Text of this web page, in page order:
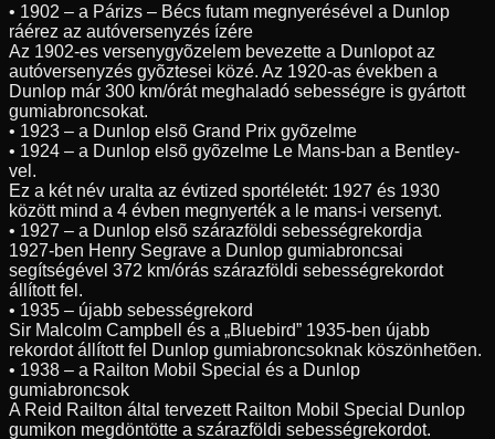
• 1902 – a Párizs – Bécs futam megnyerésével a Dunlop
ráérez az autóversenyzés ízére
Az 1902-es versenygyõzelem bevezette a Dunlopot az
autóversenyzés gyõztesei közé. Az 1920-as években a
Dunlop már 300 km/órát meghaladó sebességre is gyártott
gumiabroncsokat.
• 1923 – a Dunlop elsõ Grand Prix gyõzelme
• 1924 – a Dunlop elsõ gyõzelme Le Mans-ban a Bentley-
vel.
Ez a két név uralta az évtized sportéletét: 1927 és 1930
között mind a 4 évben megnyerték a le mans-i versenyt.
• 1927 – a Dunlop elsõ szárazföldi sebességrekordja
1927-ben Henry Segrave a Dunlop gumiabroncsai
segítségével 372 km/órás szárazföldi sebességrekordot
állított fel.
• 1935 – újabb sebességrekord
Sir Malcolm Campbell és a „Bluebird” 1935-ben újabb
rekordot állított fel Dunlop gumiabroncsoknak köszönhetõen.
• 1938 – a Railton Mobil Special és a Dunlop
gumiabroncsok
A Reid Railton által tervezett Railton Mobil Special Dunlop
gumikon megdöntötte a szárazföldi sebességrekordot.